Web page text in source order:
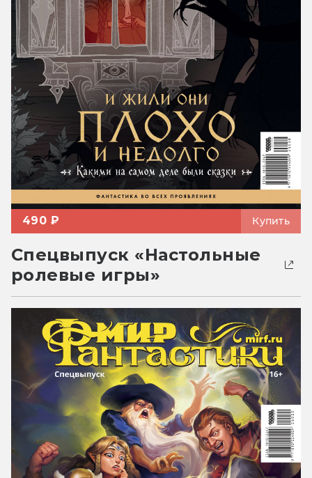
490 ₽ Купить
Спецвыпуск «Настольные
ролевые игры»